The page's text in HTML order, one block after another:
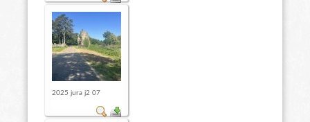
2025 jura j2 07